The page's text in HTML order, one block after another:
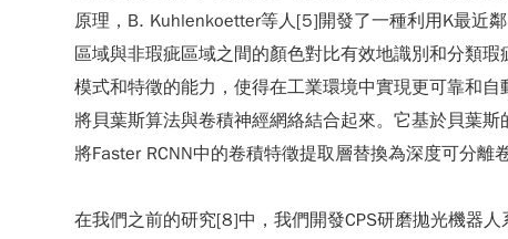
原理，B. Kuhlenkoetter等人[5]開發了一種利用K最近
區域與非瑕疵區域之間的顏色對比有效地識別和分類
模式和特徵的能力，使得在工業環境中實現更可靠和
將貝葉斯算法與卷積神經網絡結合起來。它基於貝葉
將Faster RCNN中的卷積特徵提取層替換為深度可分離卷
在我們之前的研究[8]中，我們開發CPS研磨拋光機器